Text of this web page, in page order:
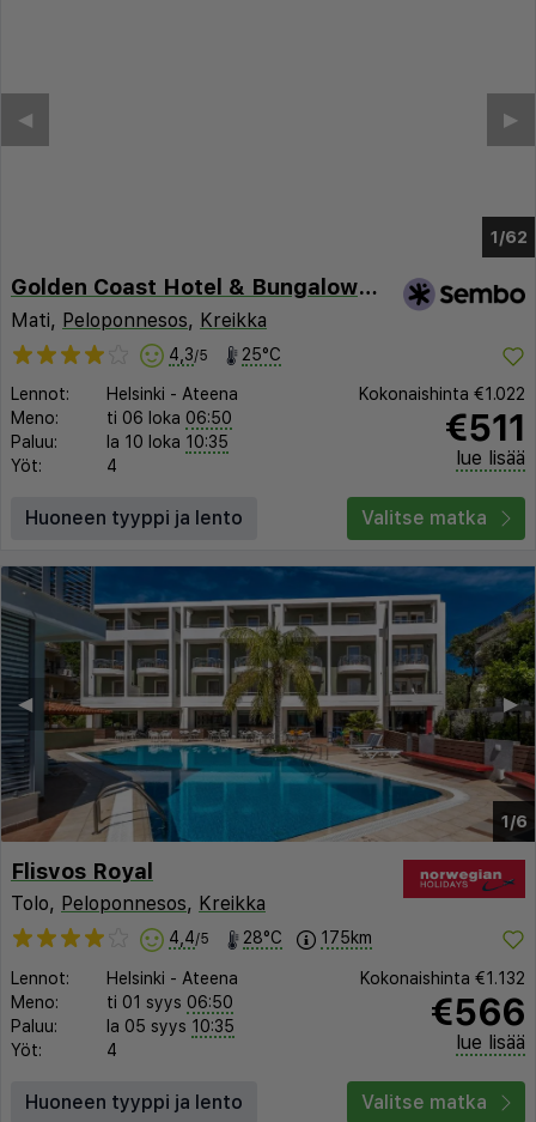
1/60
▶︎
◀︎
Golden Coast Hotel & Bungalows -
Mati, Peloponnesos, Kreikka
4,3/5 25°C
Lennot: Helsinki - Ateena
Meno:
ti 06 loka 06:50
Paluu:
la 10 loka 10:35
Yöt:
4
Kokonaishinta €1.022
€511
lue lisää
Huoneen tyyppi ja lento Valitse matka
1/6
▶︎
◀︎
Flisvos Royal
Tolo, Peloponnesos, Kreikka
4,4/5 28°C 175km
Lennot: Helsinki - Ateena
Meno:
ti 01 syys 06:50
Paluu:
la 05 syys 10:35
Yöt:
4
Kokonaishinta €1.132
€566
lue lisää
Huoneen tyyppi ja lento Valitse matka